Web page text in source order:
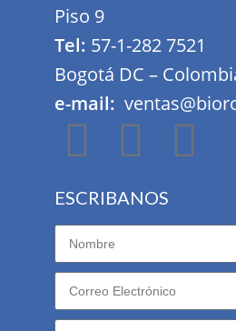
Piso 9
Tel: 57-1-282 7521
Bogotá DC –
e-mail:
ESCRIBANOS